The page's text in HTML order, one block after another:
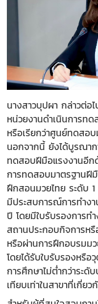
นางสาวบุปผา กล่าวต่
หน่วยงานดำเนินการท
หรือเรียกว่าศูนย์ทดสอ
นอกจากนี้ ยังได้บูรณา
ทดสอบฝีมือแรงงานอี
การทดสอบมาตรฐานฝี
ฝึกสอนมวยไทย ระดับ
มีประสบการณ์การทำง
ปี โดยมีใบรับรองการท
สถานประกอบกิจการห
หรือผ่านการฝึกอบรมม
โดยได้รับใบรับรองหรื
การศึกษาไม่ต่ำกว่าระดั
เทียบเท่าในสาขาที่เกี่ย